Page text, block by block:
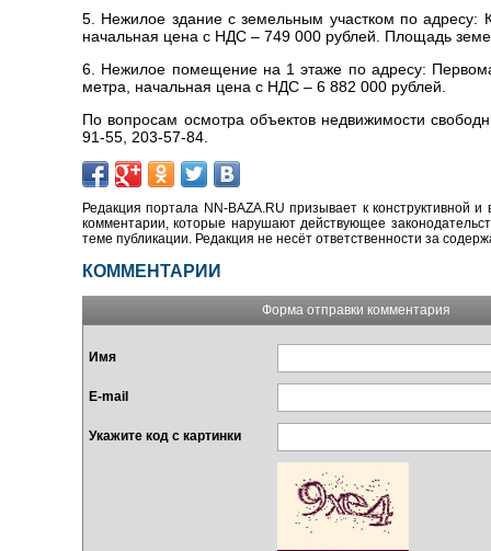
5. Нежилое здание с земельным участком по
начальная цена с НДС – 749 000 рублей. Площадь
6. Нежилое помещение на 1 этаже по адресу:
метра, начальная цена с НДС – 6 882 000 рублей.
По вопросам осмотра объектов недвижимости
91-55, 203-57-84.
Редакция портала NN-BAZA.RU призывает к конструктивной
комментарии, которые нарушают действующее
теме публикации. Редакция не несёт ответственности за
КОММЕНТАРИИ
Форма отправки комментария
Имя
E-mail
Укажите код с картинки